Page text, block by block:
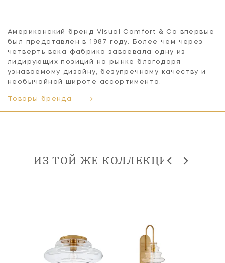
Американский бренд Visual Comfort & Co впервые
был представлен в 1987 году. Более чем через
четверть века фабрика завоевала одну из
лидирующих позиций на рынке благодаря
узнаваемому дизайну, безупречному качеству и
необычайной широте ассортимента.
Товары бренда
ИЗ ТОЙ ЖЕ КОЛЛЕКЦИИ